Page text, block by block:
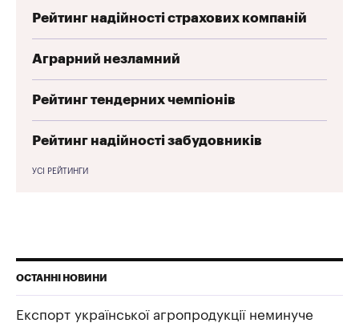
Рейтинг надійності страхових компаній
Аграрний незламний
Рейтинг тендерних чемпіонів
Рейтинг надійності забудовників
УСІ РЕЙТИНГИ
ОСТАННІ НОВИНИ
Експорт української агропродукції неминуче